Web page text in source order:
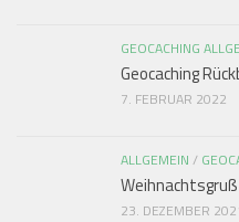
GEOCACHING
Geocaching
7. FEBRUAR 2022
ALLGEMEIN /
23. DEZEMBER